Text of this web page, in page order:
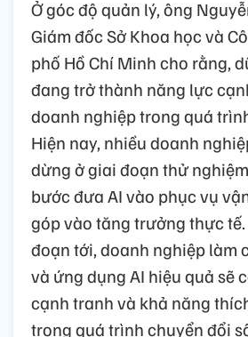
Ở góc độ quản lý, ông
Giám đốc Sở Khoa học và
phố Hồ Chí Minh cho rằng,
đang trở thành năng lực
doanh nghiệp trong quá
Hiện nay, nhiều doanh
dừng ở giai đoạn thử
bước đưa AI vào phục vụ
góp vào tăng trưởng thực
đoạn tới, doanh nghiệp làm
và ứng dụng AI hiệu quả sẽ
cạnh tranh và khả năng
trong quá trình chuyển đổi